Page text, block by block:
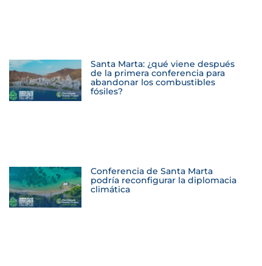
Santa Marta: ¿qué viene después
de la primera conferencia para
abandonar los combustibles
fósiles?
Conferencia de Santa Marta
podría reconfigurar la diplomacia
climática